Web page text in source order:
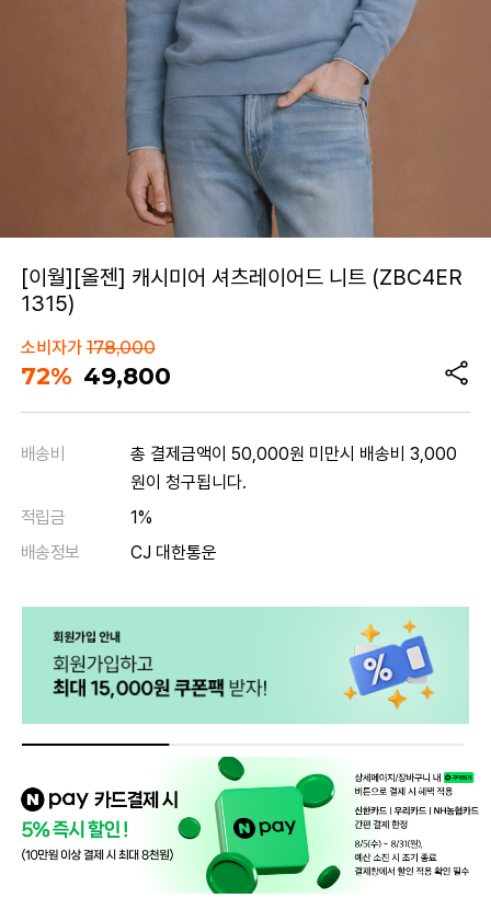
[이월][올젠] 캐시미어 셔츠레이어드 니트 (ZBC4ER
1315)
소비자가178,000
72% 49,800
배송비
총 결제금액이 50,000원 미만시 배송비 3,000
원이 청구됩니다.
적립금
1%
배송정보
CJ 대한통운